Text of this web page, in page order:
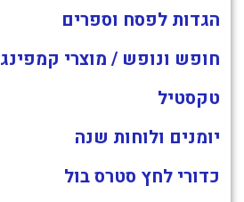
הגדות לפסח וספרים
חופש ונופש / מוצרי קמפינג
טקסטיל
יומנים ולוחות שנה
כדורי לחץ סטרס בול